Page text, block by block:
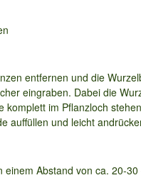
entfernen und die
eingraben. Dabei die
komplett im Pflanzloch
auffüllen und leicht
einem Abstand von ca. 20-30